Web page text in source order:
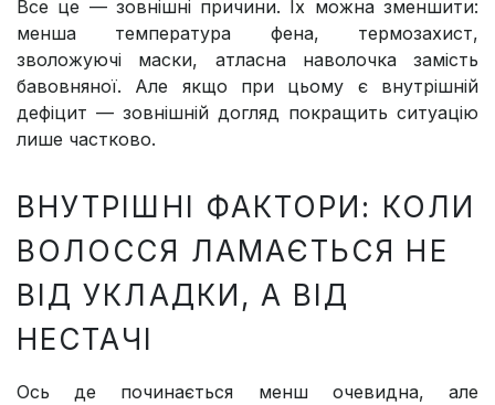
Все це — зовнішні причини. Іх можна зменшити:
менша температура фена, термозахист,
зволожуючі маски, атласна наволочка замість
бавовняної. Але якщо при цьому є внутрішній
дефіцит — зовнішній догляд покращить ситуацію
лише частково.
ВНУТРІШНІ ФАКТОРИ: КОЛИ
ВОЛОССЯ ЛАМАЄТЬСЯ НЕ
ВІД УКЛАДКИ, А ВІД
НЕСТАЧІ
Ось де починається менш очевидна, але